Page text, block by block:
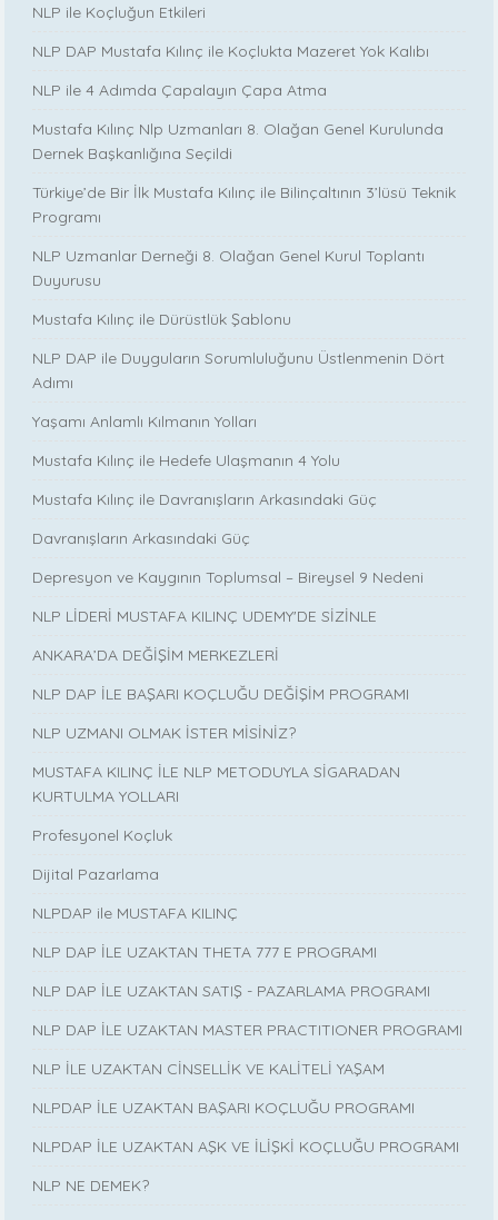
NLP ile Koçluğun Etkileri
NLP DAP Mustafa Kılınç ile Koçlukta Mazeret Yok Kalıbı
NLP ile 4 Adımda Çapalayın Çapa Atma
Mustafa Kılınç Nlp Uzmanları 8. Olağan Genel Kurulunda
Dernek Başkanlığına Seçildi
Türkiye’de Bir İlk Mustafa Kılınç ile Bilinçaltının 3’lüsü Teknik
Programı
NLP Uzmanlar Derneği 8. Olağan Genel Kurul Toplantı
Duyurusu
Mustafa Kılınç ile Dürüstlük Şablonu
NLP DAP ile Duyguların Sorumluluğunu Üstlenmenin Dört
Adımı
Yaşamı Anlamlı Kılmanın Yolları
Mustafa Kılınç ile Hedefe Ulaşmanın 4 Yolu
Mustafa Kılınç ile Davranışların Arkasındaki Güç
Davranışların Arkasındaki Güç
Depresyon ve Kaygının Toplumsal – Bireysel 9 Nedeni
NLP LİDERİ MUSTAFA KILINÇ UDEMY'DE SİZİNLE
ANKARA’DA DEĞİŞİM MERKEZLERİ
NLP DAP İLE BAŞARI KOÇLUĞU DEĞİŞİM PROGRAMI
NLP UZMANI OLMAK İSTER MİSİNİZ?
MUSTAFA KILINÇ İLE NLP METODUYLA SİGARADAN
KURTULMA YOLLARI
Profesyonel Koçluk
Dijital Pazarlama
NLPDAP ile MUSTAFA KILINÇ
NLP DAP İLE UZAKTAN THETA 777 E PROGRAMI
NLP DAP İLE UZAKTAN SATIŞ - PAZARLAMA PROGRAMI
NLP DAP İLE UZAKTAN MASTER PRACTITIONER PROGRAMI
NLP İLE UZAKTAN CİNSELLİK VE KALİTELİ YAŞAM
NLPDAP İLE UZAKTAN BAŞARI KOÇLUĞU PROGRAMI
NLPDAP İLE UZAKTAN AŞK VE İLİŞKİ KOÇLUĞU PROGRAMI
NLP NE DEMEK?